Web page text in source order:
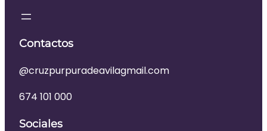
Contactos
@cruzpurpuradeavilagmail.com
674 101 000
Sociales